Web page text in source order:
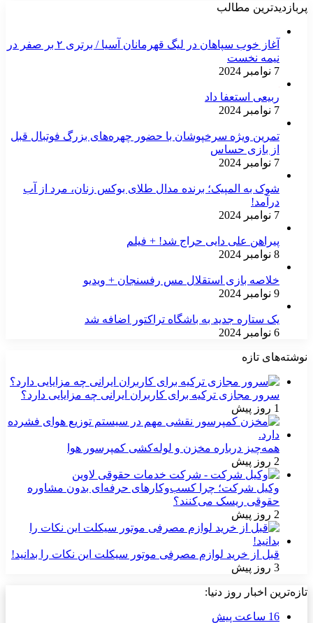
پربازدیدترین مطالب
آغاز خوب سپاهان در لیگ قهرمانان آسیا / برتری ۲ بر صفر در
نیمه نخست
7 نوامبر 2024
ربیعی استعفا داد
7 نوامبر 2024
تمرین ویژه سرخپوشان با حضور چهره‌های بزرگ فوتبال قبل
از بازی حساس
7 نوامبر 2024
شوک به المپیک؛ برنده مدال طلای بوکس زنان، مرد از آب
درآمد!
7 نوامبر 2024
پیراهن علی دایی حراج شد! + فیلم
8 نوامبر 2024
خلاصه بازی استقلال مس رفسنجان + ویدیو
9 نوامبر 2024
یک ستاره جدید به باشگاه تراکتور اضافه شد
6 نوامبر 2024
نوشته‌های تازه
سرور مجازی ترکیه برای کاربران ایرانی چه مزایایی دارد؟
1 روز پیش
همه‌چیز درباره مخزن و لوله‌کشی کمپرسور هوا
2 روز پیش
وکیل شرکت؛ چرا کسب‌وکارهای حرفه‌ای بدون مشاوره
حقوقی ریسک می‌کنند؟
2 روز پیش
قبل از خرید لوازم مصرفی موتور سیکلت این نکات را بدانید!
3 روز پیش
تازه‌ترین اخبار روز دنیا:
16 ساعت پیش